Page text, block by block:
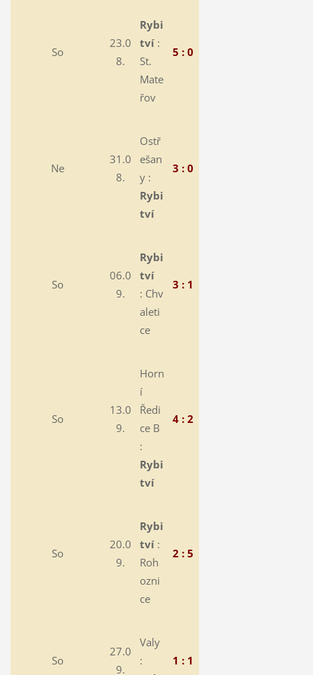
So
23.0
8.
Rybi
tví:
St.
Mate
řov
5 : 0
Ne
31.0
8.
Ostř
ešan
y :
Rybi
tví
3 : 0
So
06.0
9.
Rybi
tví
: Chv
aleti
ce
3 : 1
So
13.0
9.
Horn
í
Ředi
ce B
:
Rybi
tví
4 : 2
So
20.0
9.
Rybi
tví :
Roh
ozni
ce
2 : 5
So
27.0
9.
Valy
:
1 : 1